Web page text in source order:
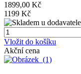
1899,00 Kč
1199 Kč
Vložit do košíku
Akční cena